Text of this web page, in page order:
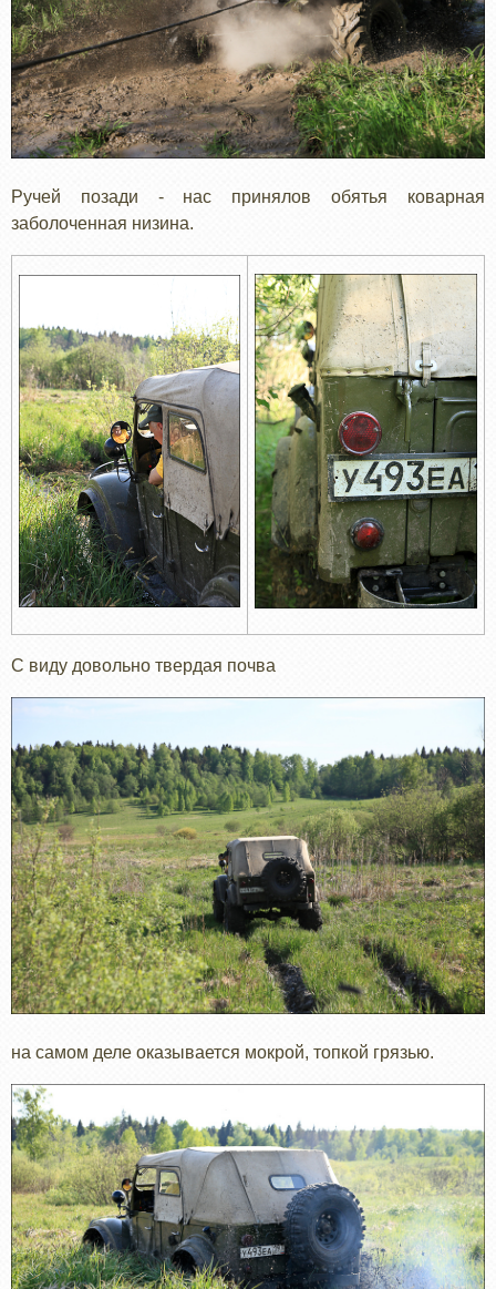
Ручей позади - нас принялов обятья коварная
заболоченная низина.
С виду довольно твердая почва
на самом деле оказывается мокрой, топкой грязью.